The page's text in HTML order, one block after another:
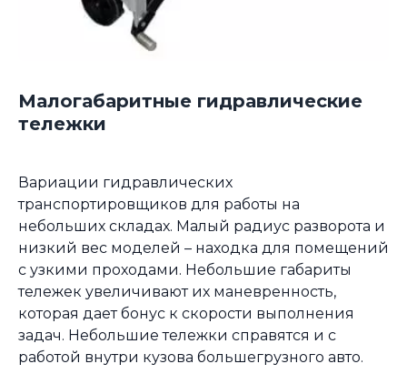
Малогабаритные гидравлические
тележки
Вариации гидравлических
транспортировщиков для работы на
небольших складах. Малый радиус разворота и
низкий вес моделей – находка для помещений
с узкими проходами. Небольшие габариты
тележек увеличивают их маневренность,
которая дает бонус к скорости выполнения
задач. Небольшие тележки справятся и с
работой внутри кузова большегрузного авто.